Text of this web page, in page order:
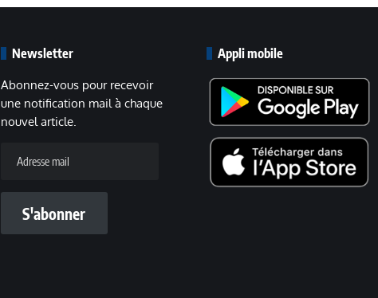
Newsletter
Abonnez-vous pour recevoir
une notification mail à chaque
nouvel article.
mail
S'abonner
Appli mobile